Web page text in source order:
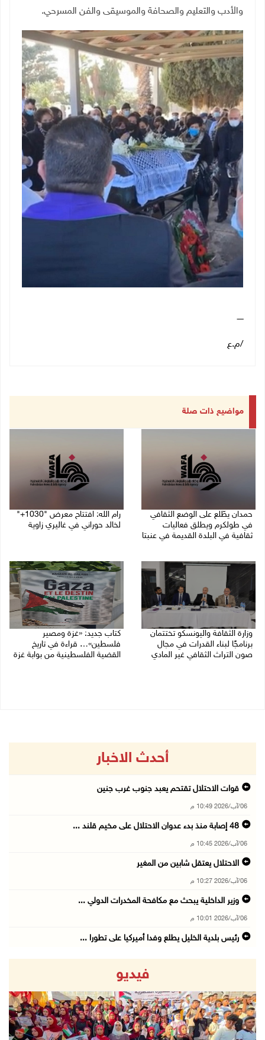
والأدب والتعليم والصحافة والموسيقى والفن المسرحي.
ـــــ
/م.ع
مواضيع ذات صلة
حمدان يطّلع على الوضع الثقافي
في طولكرم ويطلق فعاليات
ثقافية في البلدة القديمة في عنبتا
رام الله: افتتاح معرض "1030+"
لخالد حوراني في غاليري زاوية
وزارة الثقافة واليونسكو تختتمان
برنامجًا لبناء القدرات في مجال
صون التراث الثقافي غير المادي
كتاب جديد: «غزة ومصير
فلسطين»… قراءة في تاريخ
القضية الفلسطينية من بوابة غزة
أحدث الاخبار
قوات الاحتلال تقتحم يعبد جنوب غرب جنين
06/آب/2026 10:49 م
48 إصابة منذ بدء عدوان الاحتلال على مخيم قلند ...
06/آب/2026 10:45 م
الاحتلال يعتقل شابين من المغير
06/آب/2026 10:27 م
وزير الداخلية يبحث مع مكافحة المخدرات الدولي ...
06/آب/2026 10:01 م
رئيس بلدية الخليل يطلع وفدا أميركيا على تطورا ...
06/آب/2026 09:17 م
إصابة مسن بجروح ورضوض إثر اعتداء جيش الاحتلال ...
06/آب/2026 09:13 م
فيديو